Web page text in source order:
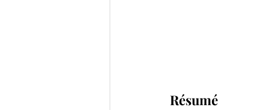
Résumé